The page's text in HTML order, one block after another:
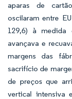
aparas de
oscilaram entre
129,6) à
avançava e
margens das
sacrifício de
de preços que
vertical intensiva